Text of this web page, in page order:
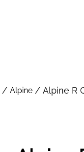
/ Alpine / Alpine R